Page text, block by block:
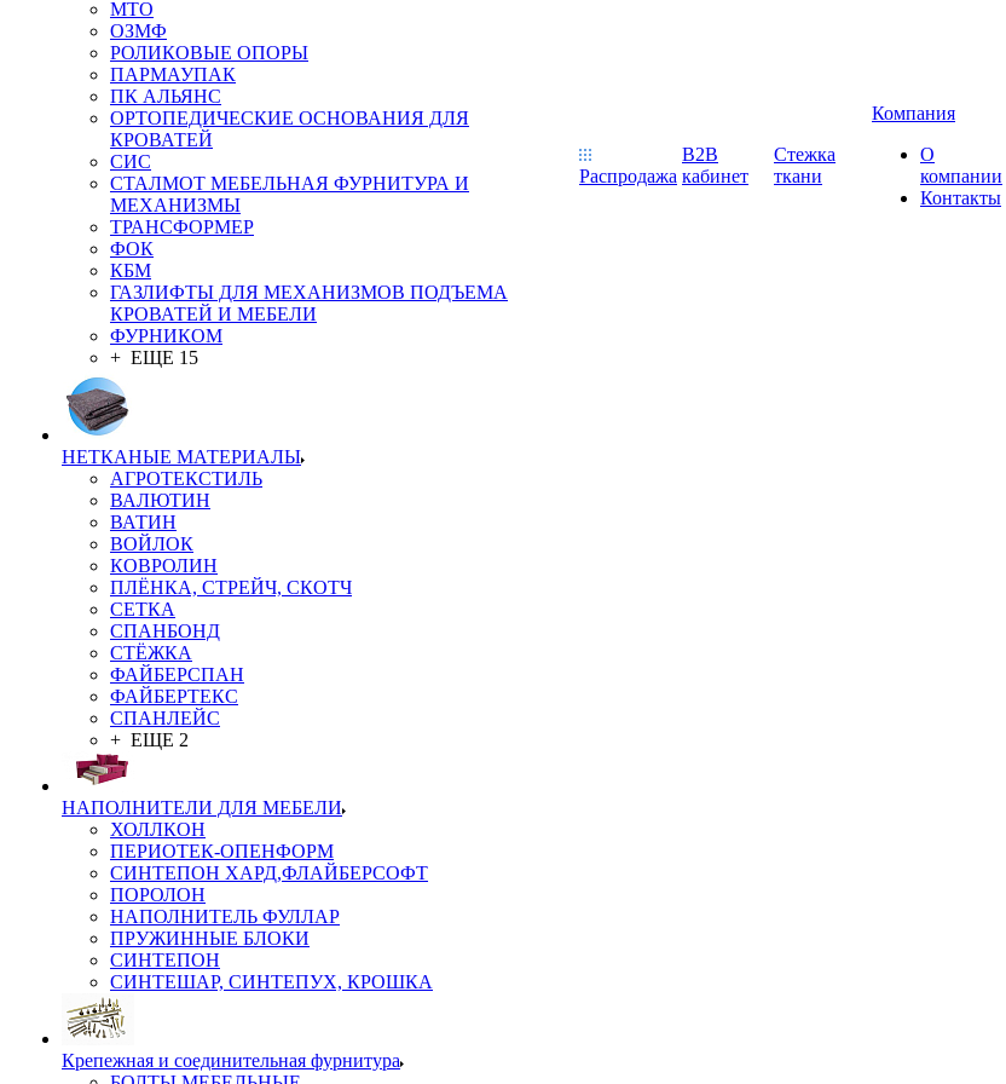
MTO
ОЗМФ
РОЛИКОВЫЕ ОПОРЫ
ПАРМАУПАК
ПК АЛЬЯНС
ОРТОПЕДИЧЕСКИЕ ОСНОВАНИЯ ДЛЯ
КРОВАТЕЙ
СИС
СТАЛМОТ МЕБЕЛЬНАЯ ФУРНИТУРА И
МЕХАНИЗМЫ
ТРАНСФОРМЕР
ФОК
КБМ
ГАЗЛИФТЫ ДЛЯ МЕХАНИЗМОВ ПОДЪЕМА
КРОВАТЕЙ И МЕБЕЛИ
ФУРНИКОМ
+ ЕЩЕ 15
НЕТКАНЫЕ МАТЕРИАЛЫ
АГРОТЕКСТИЛЬ
ВАЛЮТИН
ВАТИН
ВОЙЛОК
КОВРОЛИН
ПЛЁНКА, СТРЕЙЧ, СКОТЧ
СЕТКА
СПАНБОНД
СТЁЖКА
ФАЙБЕРСПАН
ФАЙБЕРТЕКС
СПАНЛЕЙС
+ ЕЩЕ 2
НАПОЛНИТЕЛИ ДЛЯ МЕБЕЛИ
ХОЛЛКОН
ПЕРИОТЕК-ОПЕНФОРМ
СИНТЕПОН ХАРД,ФЛАЙБЕРСОФТ
ПОРОЛОН
НАПОЛНИТЕЛЬ ФУЛЛАР
ПРУЖИННЫЕ БЛОКИ
СИНТЕПОН
СИНТЕШАР, СИНТЕПУХ, КРОШКА
Крепежная и соединительная фурнитура
Распродажа
B2B
кабинет
Стежка
ткани
Компания
О
компании
Контакты